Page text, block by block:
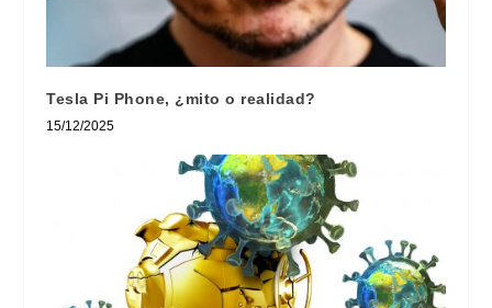
Tesla Pi Phone, ¿mito o realidad?
15/12/2025